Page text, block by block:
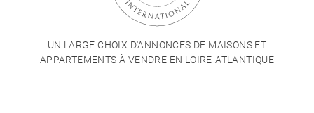
UN LARGE CHOIX D'ANNONCES DE MAISONS ET
APPARTEMENTS À VENDRE EN LOIRE-ATLANTIQUE